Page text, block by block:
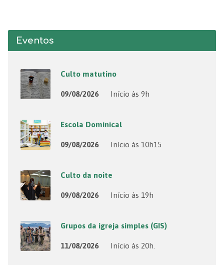
Eventos
Culto matutino
09/08/2026 Início às 9h
Escola Dominical
09/08/2026 Início às 10h15
Culto da noite
09/08/2026 Início às 19h
Grupos da igreja simples (GIS)
11/08/2026 Início às 20h.